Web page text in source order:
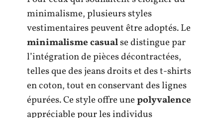
minimalisme, plusieurs styles
vestimentaires peuvent être adoptés. Le
minimalisme casualse distingue par
l’intégration de pièces décontractées,
telles que des jeans droits et des t-shirts
en coton, tout en conservant des lignes
épurées. Ce style offre unepolyvalence
appréciable pour les individus